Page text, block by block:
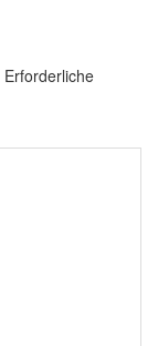
Erforderliche